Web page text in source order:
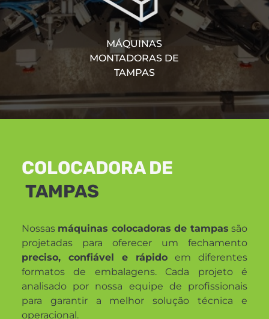
MÁQUINAS
MONTADORAS DE
TAMPAS
COLOCADORA DE
TAMPAS
Nossas máquinas colocadoras de tampas são
projetadas para oferecer um fechamento
preciso, confiável e rápido em diferentes
formatos de embalagens. Cada projeto é
analisado por nossa equipe de profissionais
para garantir a melhor solução técnica e
operacional.